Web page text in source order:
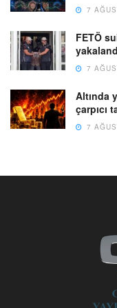
7
FETÖ
7
Altında
çarpıcı
7